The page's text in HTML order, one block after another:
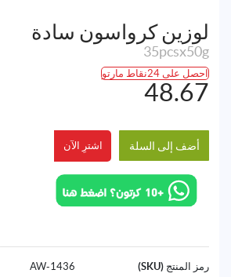
لوزين كرواسون سادة
35pcsx50g
احصل على 24نقاط مارتو
48.67
أضف إلى السلة اشترِ الآن
رمز المنتج (SKU)
1436-AW